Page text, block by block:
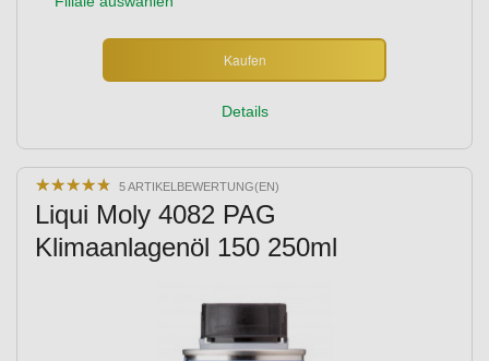
Kaufen
Details
★★★★★
★★★★★ 5 ARTIKELBEWERTUNG(EN)
Liqui Moly 4082 PAG
Klimaanlagenöl 150 250ml